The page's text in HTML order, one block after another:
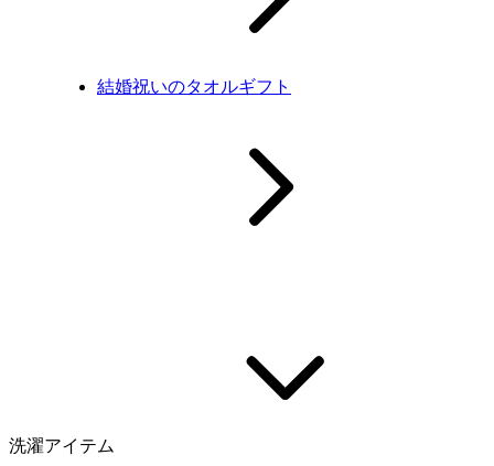
結婚祝いのタオルギフト
洗濯アイテム